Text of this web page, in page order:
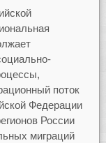
поток
Федерации
России
миграций